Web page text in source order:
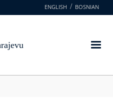
ENGLISH BOSNIAN